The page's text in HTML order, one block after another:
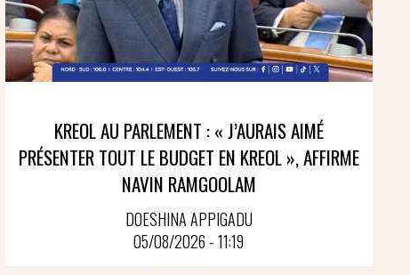
KREOL AU PARLEMENT : « J’AURAIS AIMÉ
PRÉSENTER TOUT LE BUDGET EN KREOL », AFFIRME
NAVIN RAMGOOLAM
DOESHINA APPIGADU
05/08/2026 - 11:19